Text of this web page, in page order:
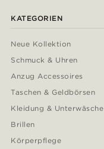
KATEGORIEN
Neue Kollektion
Schmuck & Uhren
Anzug Accessoires
Taschen & Geldbörsen
Kleidung & Unterwäsche
Brillen
Körperpflege